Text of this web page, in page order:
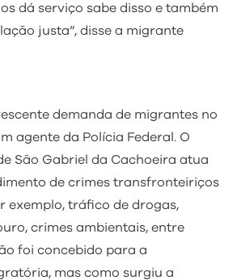
dá serviço sabe disso e também
justa”, disse a migrante
demanda de migrantes no
agente da Polícia Federal. O
São Gabriel da Cachoeira atua
de crimes transfronteiriços
exemplo, tráfico de drogas,
crimes ambientais, entre
foi concebido para a
mas como surgiu a